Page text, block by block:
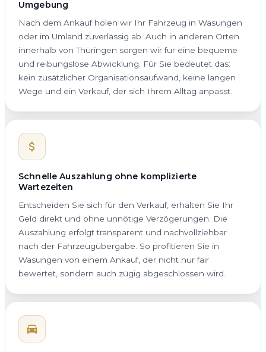
Umgebung
Nach dem Ankauf holen wir Ihr Fahrzeug in Wasungen
oder im Umland zuverlässig ab. Auch in anderen Orten
innerhalb von Thüringen sorgen wir für eine bequeme
und reibungslose Abwicklung. Für Sie bedeutet das:
kein zusätzlicher Organisationsaufwand, keine langen
Wege und ein Verkauf, der sich Ihrem Alltag anpasst.
Schnelle Auszahlung ohne komplizierte
Wartezeiten
Entscheiden Sie sich für den Verkauf, erhalten Sie Ihr
Geld direkt und ohne unnötige Verzögerungen. Die
Auszahlung erfolgt transparent und nachvollziehbar
nach der Fahrzeugübergabe. So profitieren Sie in
Wasungen von einem Ankauf, der nicht nur fair
bewertet, sondern auch zügig abgeschlossen wird.